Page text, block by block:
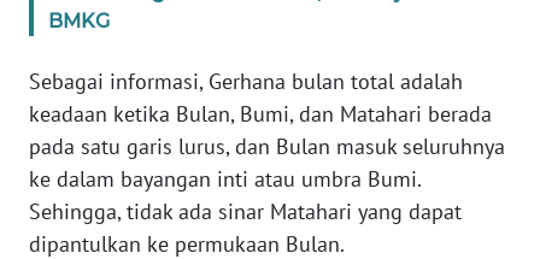
BMKG
Sebagai informasi, Gerhana bulan total adalah
keadaan ketika Bulan, Bumi, dan Matahari berada
pada satu garis lurus, dan Bulan masuk seluruhnya
ke dalam bayangan inti atau umbra Bumi.
Sehingga, tidak ada sinar Matahari yang dapat
dipantulkan ke permukaan Bulan.
WN
SUMUT
WN
JAKARTA